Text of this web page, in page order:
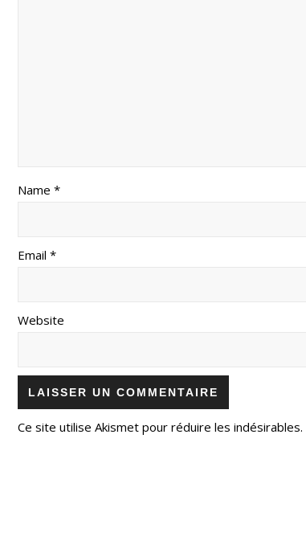
Name *
Email *
Website
Ce site utilise Akismet pour réduire les indésirables.